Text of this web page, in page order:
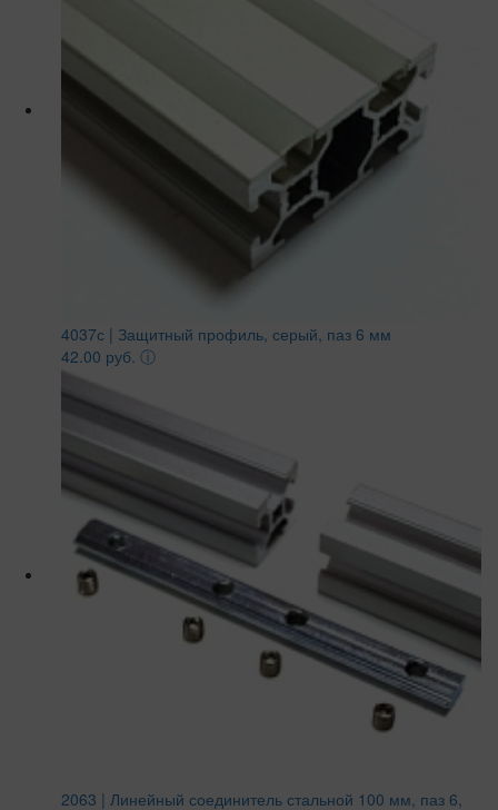
4037с | Защитный профиль, серый, паз 6 мм
42.00 руб. ⓘ
2063 | Линейный соединитель стальной 100 мм, паз 6,